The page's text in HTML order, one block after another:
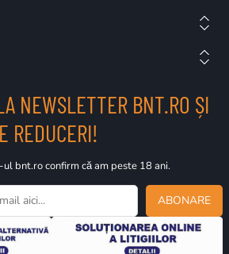
NEWSLETTER BNT.RO ȘI
REDUCERI!
bnt.ro confirm că am peste 18 ani.
ABONARE